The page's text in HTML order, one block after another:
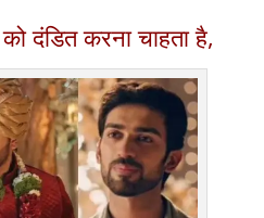
दंडित करना चाहता है,